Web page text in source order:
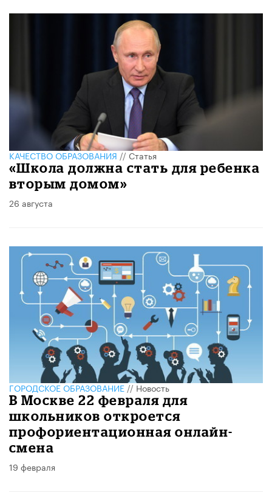
КАЧЕСТВО ОБРАЗОВАНИЯ//Статья
«Школа должна стать для ребенка
вторым домом»
26 августа
ГОРОДСКОЕ ОБРАЗОВАНИЕ//Новость
В Москве 22 февраля для
школьников откроется
профориентационная онлайн-
смена
19 февраля